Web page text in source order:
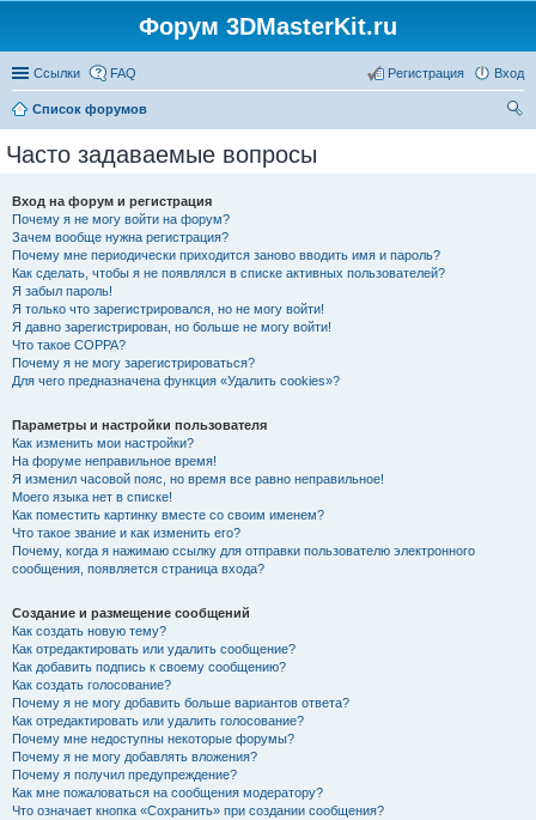
Форум 3DMasterKit.ru
Ссылки FAQ Вход
Регистрация
Список форумов
Часто задаваемые вопросы
Вход на форум и регистрация
Почему я не могу войти на форум?
Зачем вообще нужна регистрация?
Почему мне периодически приходится заново вводить имя и пароль?
Как сделать, чтобы я не появлялся в списке активных пользователей?
Я забыл пароль!
Я только что зарегистрировался, но не могу войти!
Я давно зарегистрирован, но больше не могу войти!
Что такое COPPA?
Почему я не могу зарегистрироваться?
Для чего предназначена функция «Удалить cookies»?
Параметры и настройки пользователя
Как изменить мои настройки?
На форуме неправильное время!
Я изменил часовой пояс, но время все равно неправильное!
Моего языка нет в списке!
Как поместить картинку вместе со своим именем?
Что такое звание и как изменить его?
Почему, когда я нажимаю ссылку для отправки пользователю электронного
сообщения, появляется страница входа?
Создание и размещение сообщений
Как создать новую тему?
Как отредактировать или удалить сообщение?
Как добавить подпись к своему сообщению?
Как создать голосование?
Почему я не могу добавить больше вариантов ответа?
Как отредактировать или удалить голосование?
Почему мне недоступны некоторые форумы?
Почему я не могу добавлять вложения?
Почему я получил предупреждение?
Как мне пожаловаться на сообщения модератору?
Что означает кнопка «Сохранить» при создании сообщения?